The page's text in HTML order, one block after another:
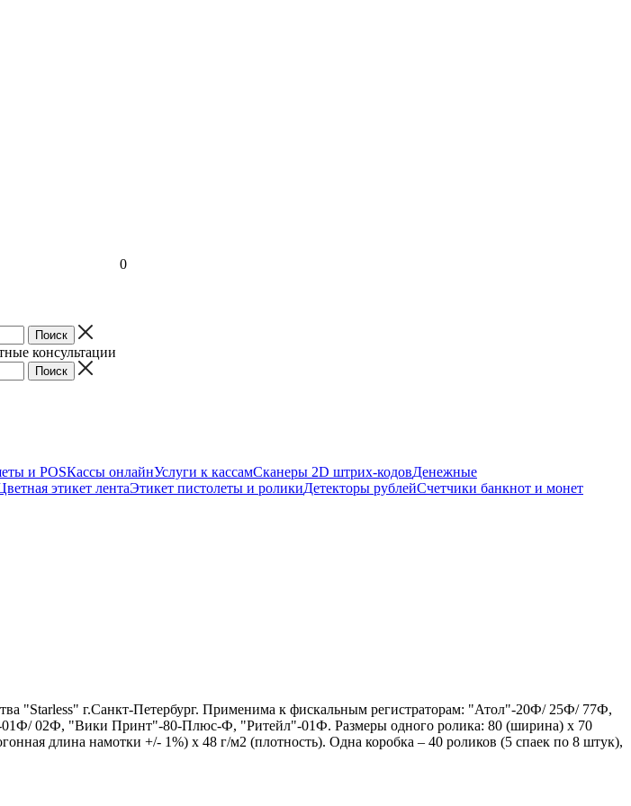
консультации
0
и POSКассы онлайнУслуги к кассамСканеры 2D штрих-кодовДенежные
этикет лентаЭтикет пистолеты и роликиДетекторы рублейСчетчики банкнот и монет
"Starless" г.Санкт-Петербург. Применима к фискальным регистраторам: "Атол"-20Ф/ 25Ф/ 77Ф,
"Вики Принт"-80-Плюс-Ф, "Ритейл"-01Ф. Размеры одного ролика: 80 (ширина) х 70
длина намотки +/- 1%) х 48 г/м2 (плотность). Одна коробка – 40 роликов (5 спаек по 8 штук),